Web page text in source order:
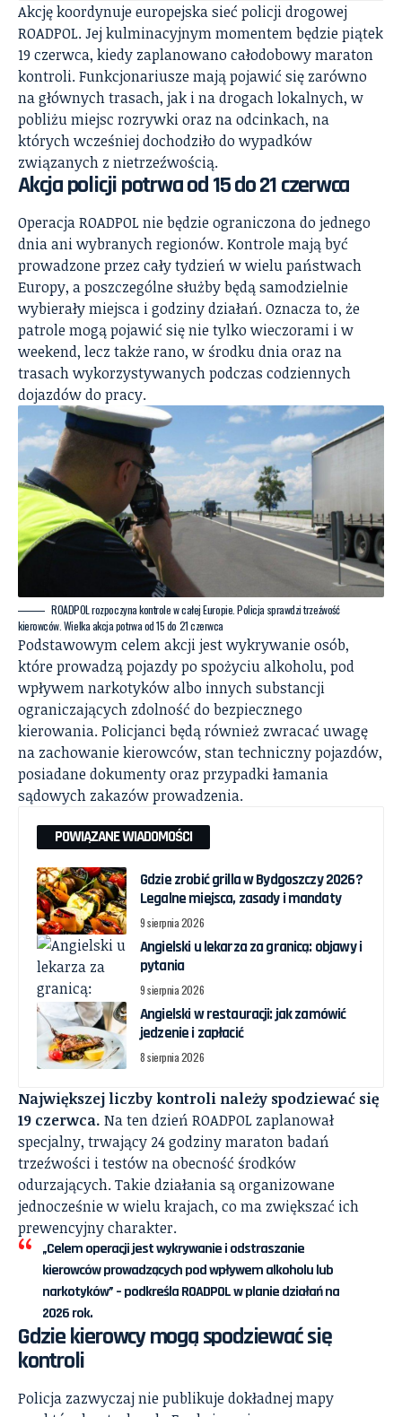
Akcję koordynuje europejska sieć policji drogowej
ROADPOL. Jej kulminacyjnym momentem będzie piątek
19 czerwca, kiedy zaplanowano całodobowy maraton
kontroli. Funkcjonariusze mają pojawić się zarówno
na głównych trasach, jak i na drogach lokalnych, w
pobliżu miejsc rozrywki oraz na odcinkach, na
których wcześniej dochodziło do wypadków
związanych z nietrzeźwością.
Akcja policji potrwa od 15 do 21 czerwca
Operacja ROADPOL nie będzie ograniczona do jednego
dnia ani wybranych regionów. Kontrole mają być
prowadzone przez cały tydzień w wielu państwach
Europy, a poszczególne służby będą samodzielnie
wybierały miejsca i godziny działań. Oznacza to, że
patrole mogą pojawić się nie tylko wieczorami i w
weekend, lecz także rano, w środku dnia oraz na
trasach wykorzystywanych podczas codziennych
dojazdów do pracy.
ROADPOL rozpoczyna kontrole w całej Europie. Policja sprawdzi trzeźwość
kierowców. Wielka akcja potrwa od 15 do 21 czerwca
Podstawowym celem akcji jest wykrywanie osób,
które prowadzą pojazdy po spożyciu alkoholu, pod
wpływem narkotyków albo innych substancji
ograniczających zdolność do bezpiecznego
kierowania. Policjanci będą również zwracać uwagę
na zachowanie kierowców, stan techniczny pojazdów,
posiadane dokumenty oraz przypadki łamania
sądowych zakazów prowadzenia.
POWIĄZANE WIADOMOŚCI
Gdzie zrobić grilla w Bydgoszczy 2026?
Legalne miejsca, zasady i mandaty
9 sierpnia 2026
Angielski u lekarza za granicą: objawy i
pytania
9 sierpnia 2026
Angielski w restauracji: jak zamówić
jedzenie i zapłacić
8 sierpnia 2026
Największej liczby kontroli należy spodziewać się
19 czerwca. Na ten dzień ROADPOL zaplanował
specjalny, trwający 24 godziny maraton badań
trzeźwości i testów na obecność środków
odurzających. Takie działania są organizowane
jednocześnie w wielu krajach, co ma zwiększać ich
prewencyjny charakter.
„Celem operacji jest wykrywanie i odstraszanie
kierowców prowadzących pod wpływem alkoholu lub
narkotyków” – podkreśla ROADPOL w planie działań na
2026 rok.
Gdzie kierowcy mogą spodziewać się
kontroli
Policja zazwyczaj nie publikuje dokładnej mapy